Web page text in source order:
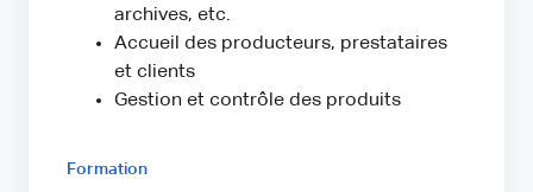
archives, etc.
Accueil des producteurs, prestataires
et clients
Gestion et contrôle des produits
Formation